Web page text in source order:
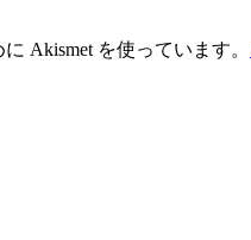
Akismet を使っています。